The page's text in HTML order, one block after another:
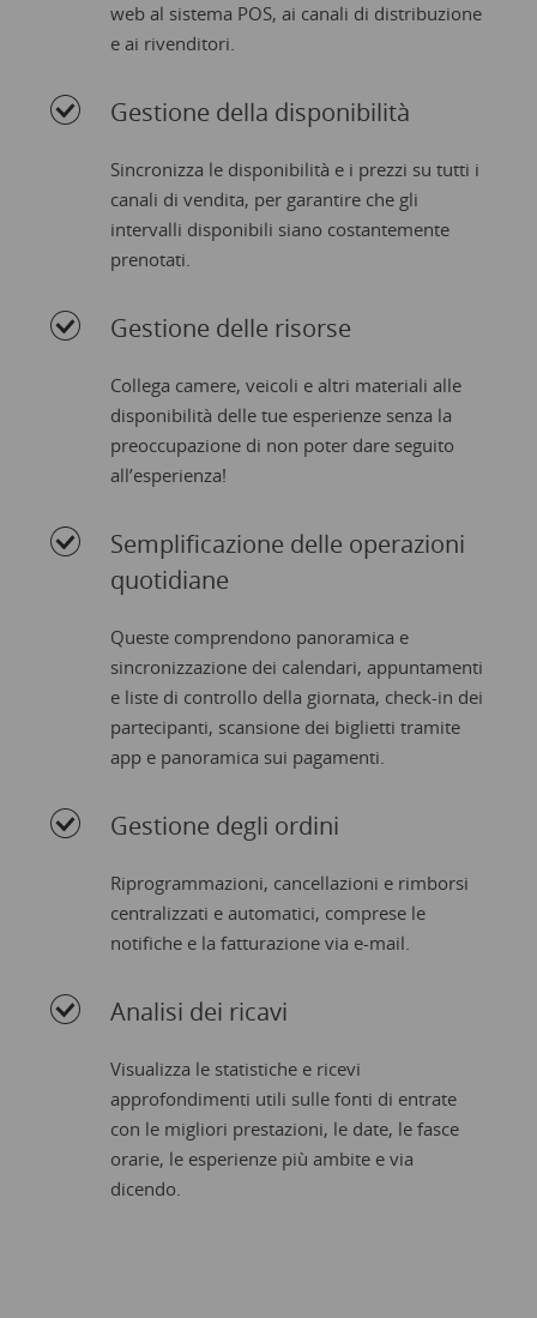
web al sistema POS, ai canali di distribuzione
e ai rivenditori.
Gestione della disponibilità
Sincronizza le disponibilità e i prezzi su tutti i
canali di vendita, per garantire che gli
intervalli disponibili siano costantemente
prenotati.
Gestione delle risorse
Collega camere, veicoli e altri materiali alle
disponibilità delle tue esperienze senza la
preoccupazione di non poter dare seguito
all’esperienza!
Semplificazione delle operazioni
quotidiane
Queste comprendono panoramica e
sincronizzazione dei calendari, appuntamenti
e liste di controllo della giornata, check-in dei
partecipanti, scansione dei biglietti tramite
app e panoramica sui pagamenti.
Gestione degli ordini
Riprogrammazioni, cancellazioni e rimborsi
centralizzati e automatici, comprese le
notifiche e la fatturazione via e-mail.
Analisi dei ricavi
Visualizza le statistiche e ricevi
approfondimenti utili sulle fonti di entrate
con le migliori prestazioni, le date, le fasce
orarie, le esperienze più ambite e via
dicendo.